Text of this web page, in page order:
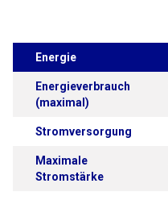
Energie
Energieverbrauch
(maximal)
Stromversorgung
Maximale
Stromstärke